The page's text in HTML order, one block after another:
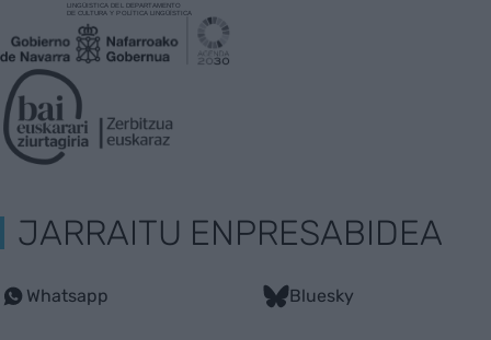
JARRAITU ENPRESABIDEA
Whatsapp Bluesky